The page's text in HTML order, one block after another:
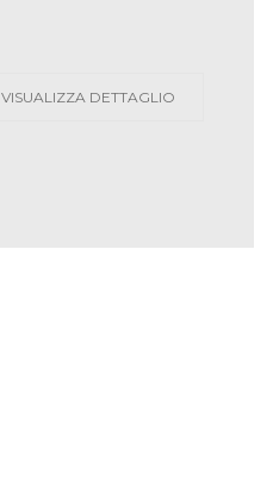
VISUALIZZA DETTAGLIO